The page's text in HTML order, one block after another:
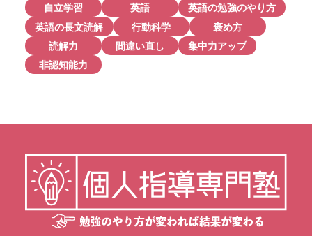
自立学習
英語
英語の勉強のやり方
英語の長文読解
行動科学
褒め方
読解力
間違い直し
集中力アップ
非認知能力